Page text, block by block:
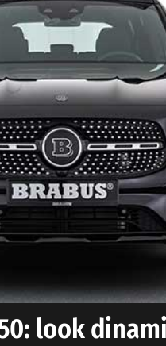
look